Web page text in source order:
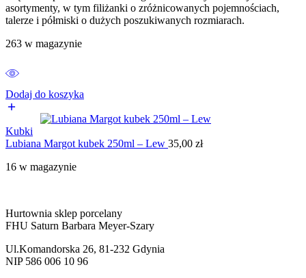
asortymenty, w tym filiżanki o zróżnicowanych pojemnościach,
talerze i półmiski o dużych poszukiwanych rozmiarach.
263 w magazynie
Dodaj do koszyka
Kubki
Lubiana Margot kubek 250ml – Lew 35,00 zł
16 w magazynie
Hurtownia sklep porcelany
FHU Saturn Barbara Meyer-Szary
Ul.Komandorska 26, 81-232 Gdynia
NIP 586 006 10 96